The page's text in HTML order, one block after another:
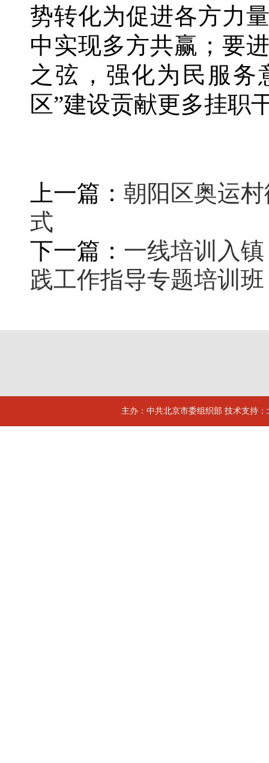
势转化为促进各方力
中实现多方共赢；要
之弦，强化为民服务
区”建设贡献更多挂职
上一篇： 朝阳区奥运
式
下一篇： 一线培训入
践工作指导专题培训班
主办：中共北京市委组织部 技术支持